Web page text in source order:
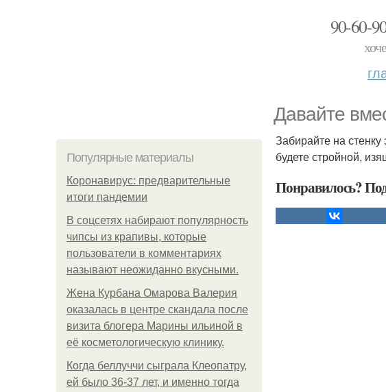
90-
Давайте
Популярные материалы
Коронавирус: предварительные
итоги пандемии
В соцсетях набирают популярность
чипсы из крапивы, которые
пользователи в комментариях
называют неожиданно вкусными.
Жена Курбана Омарова Валерия
оказалась в центре скандала после
визита блогера Марины ильиной в
её косметологическую клинику.
Когда беллуччи сыграла Клеопатру,
ей было 36-37 лет, и именно тогда
Забирайте на
будете стройной,
Понравилось?